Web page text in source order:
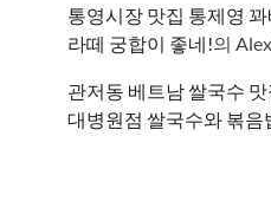
통영시장 맛집 통제영
라떼 궁합이 좋네!의
관저동 베트남 쌀국수
대병원점 쌀국수와 볶음